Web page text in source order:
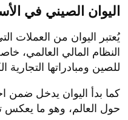
اليوان الصيني في
يُعتبر اليوان من العملات
النظام المالي العالمي،
للصين ومبادراتها
كما بدأ اليوان يدخل ضمن
حول العالم، وهو ما يعكس